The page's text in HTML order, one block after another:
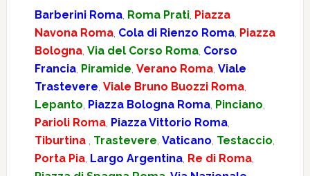
Barberini Roma, Roma Prati, Piazza
Navona Roma, Cola di Rienzo Roma, Piazza
Bologna, Via del Corso Roma, Corso
Francia, Piramide, Verano Roma, Viale
Trastevere, Viale Bruno Buozzi Roma,
Lepanto, Piazza Bologna Roma, Pinciano,
Parioli Roma, Piazza Vittorio Roma,
Tiburtina , Trastevere, Vaticano, Testaccio,
Porta Pia, Largo Argentina, Re di Roma,